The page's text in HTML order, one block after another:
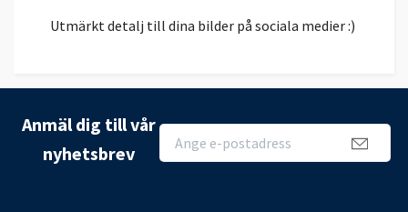
Utmärkt detalj till dina bilder på sociala medier :)
Anmäl dig till vår
nyhetsbrev